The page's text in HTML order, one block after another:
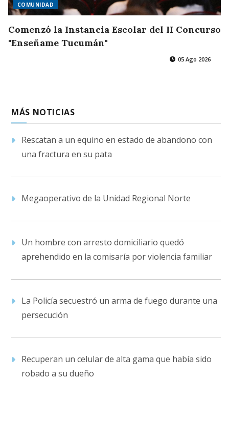
COMUNIDAD
Comenzó la Instancia Escolar del II Concurso
"Enseñame Tucumán"
05 Ago 2026
MÁS NOTICIAS
Rescatan a un equino en estado de abandono con
una fractura en su pata
Megaoperativo de la Unidad Regional Norte
Un hombre con arresto domiciliario quedó
aprehendido en la comisaría por violencia familiar
La Policía secuestró un arma de fuego durante una
persecución
Recuperan un celular de alta gama que había sido
robado a su dueño